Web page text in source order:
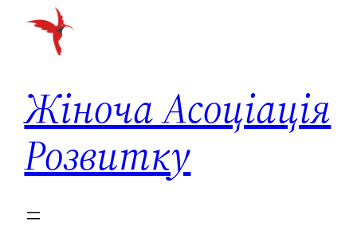
Перейти
Жіноча Асоціація
Розвитку